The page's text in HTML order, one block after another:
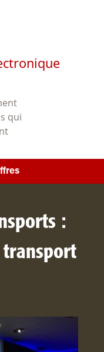
qui
:
transport